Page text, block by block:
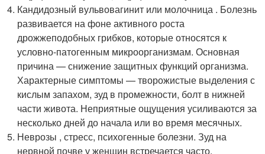
Кандидозный вульвовагинит или молочница . Болезнь
развивается на фоне активного роста
дрожжеподобных грибков, которые относятся к
условно-патогенным микроорганизмам. Основная
причина — снижение защитных функций организма.
Характерные симптомы — творожистые выделения с
кислым запахом, зуд в промежности, болт в нижней
части живота. Неприятные ощущения усиливаются за
несколько дней до начала или во время месячных.
Неврозы , стресс, психогенные болезни. Зуд на
нервной почве у женщин встречается часто.